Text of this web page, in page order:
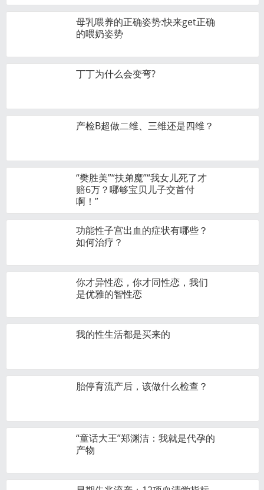
母乳喂养的正确姿势:快来get正确
的喂奶姿势
丁丁为什么会变弯?
产检B超做​二维、三维还是四维？
“樊胜美”“扶弟魔”“我女儿死了才
赔6万？哪够宝贝儿子交首付
啊！”
功能性子宫出血的症状有哪些？
如何治疗？
你才异性恋，你才同性恋，我们
是优雅的智性恋
我的性生活都是买来的
​胎停育流产后，该做什么检查？
“童话大王”郑渊洁：我就是代孕的
产物